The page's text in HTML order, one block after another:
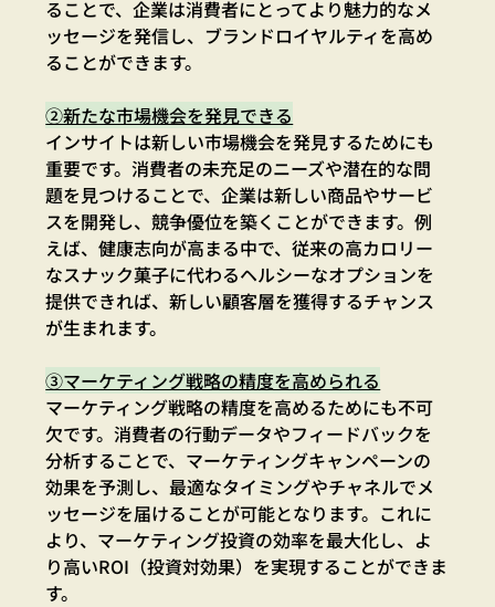
ることで、企業は消費者にとってより魅力的なメ
ッセージを発信し、ブランドロイヤルティを高め
ることができます。
②新たな市場機会を発見できる
インサイトは新しい市場機会を発見するためにも
重要です。消費者の未充足のニーズや潜在的な問
題を見つけることで、企業は新しい商品やサービ
スを開発し、競争優位を築くことができます。例
えば、健康志向が高まる中で、従来の高カロリー
なスナック菓子に代わるヘルシーなオプションを
提供できれば、新しい顧客層を獲得するチャンス
が生まれます。
③マーケティング戦略の精度を高められる
マーケティング戦略の精度を高めるためにも不可
欠です。消費者の行動データやフィードバックを
分析することで、 マーケティングキャンペーンの
効果を予測し、最適なタイミングやチャネルでメ
ッセージを届けることが可能となります。これに
より、マーケティング投資の効率を最大化し、よ
り高いROI（投資対効果）を実現することができま
す。